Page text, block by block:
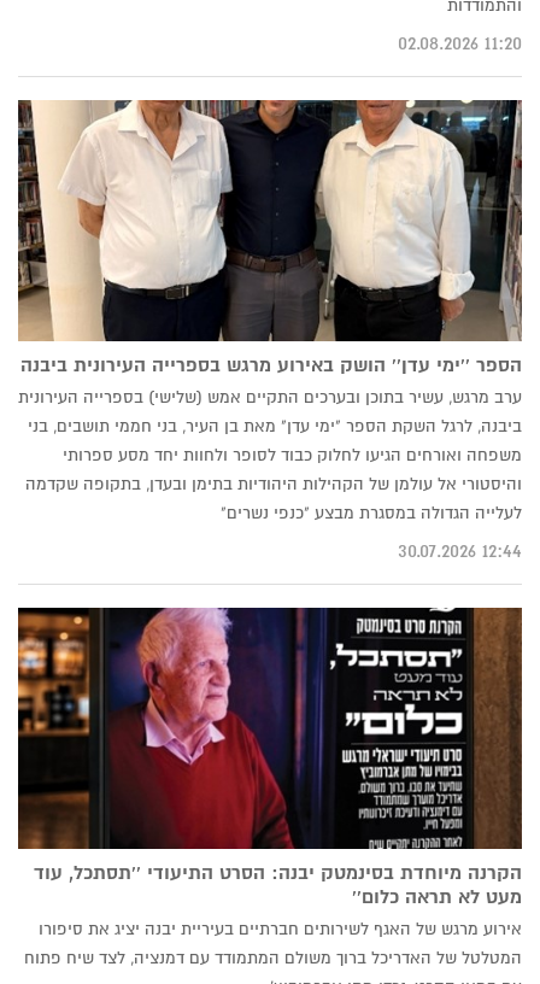
והתמודדות
11:20 02.08.2026
הספר ''ימי עדן'' הושק באירוע מרגש בספרייה העירונית ביבנה
ערב מרגש, עשיר בתוכן ובערכים התקיים אמש (שלישי) בספרייה העירונית
ביבנה, לרגל השקת הספר "ימי עדן" מאת בן העיר, בני חממי תושבים, בני
משפחה ואורחים הגיעו לחלוק כבוד לסופר ולחוות יחד מסע ספרותי
והיסטורי אל עולמן של הקהילות היהודיות בתימן ובעדן, בתקופה שקדמה
לעלייה הגדולה במסגרת מבצע "כנפי נשרים"
12:44 30.07.2026
הקרנה מיוחדת בסינמטק יבנה: הסרט התיעודי ''תסתכל, עוד
מעט לא תראה כלום''
אירוע מרגש של האגף לשירותים חברתיים בעיריית יבנה יציג את סיפורו
המטלטל של האדריכל ברוך משולם המתמודד עם דמנציה, לצד שיח פתוח